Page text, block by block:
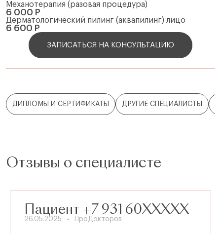
Механотерапия (разовая процедура)
6 000 Р
Дерматологический пилинг (аквапилинг) лицо
6 600 Р
ЗАПИСАТЬСЯ НА КОНСУЛЬТАЦИЮ
ДИПЛОМЫ И СЕРТИФИКАТЫ ДРУГИЕ СПЕЦИАЛИСТЫ
Отзывы о специалисте
Пациент +7 931 60XXXXX
26.05.2025 ПроДокторов